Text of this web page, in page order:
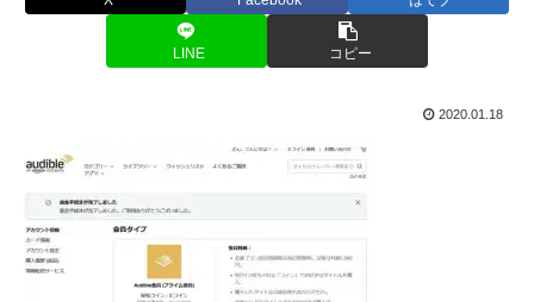
LINE コピー
2020.01.18